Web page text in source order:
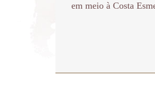
em meio à Costa